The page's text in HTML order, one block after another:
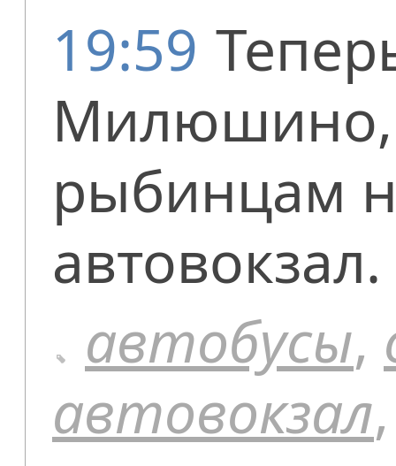
19:59
Милюшино,
рыбинцам
автовокзал.
автобусы,
автовокзал